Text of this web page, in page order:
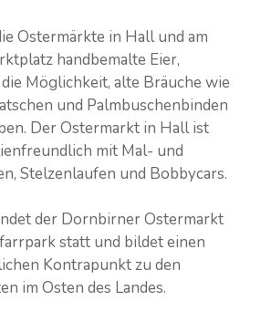
Ostermärkte in Hall und am
handbemalte Eier,
Möglichkeit, alte Bräuche wie
und Palmbuschenbinden
Der Ostermarkt in Hall ist
mit Mal- und
Stelzenlaufen und Bobbycars.
der Dornbirner Ostermarkt
statt und bildet einen
Kontrapunkt zu den
im Osten des Landes.